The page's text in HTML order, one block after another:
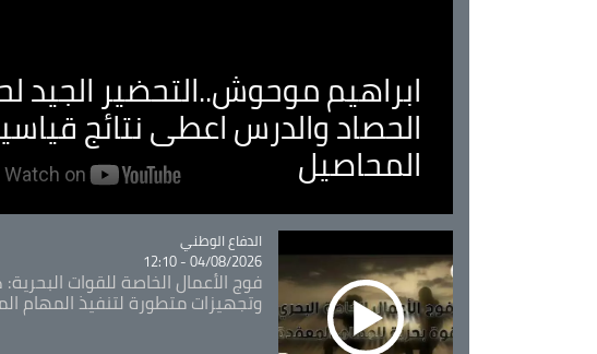
ابراهيم موحوش..التحضير الجيد
الحصاد والدرس اعطى نتائج
المحاصيل
Catégorie
الدفاع الوطني
04/08/2026 - 12:10
فوج الأعمال الخاصة للقوات
وتجهيزات متطورة لتنفيذ المهام